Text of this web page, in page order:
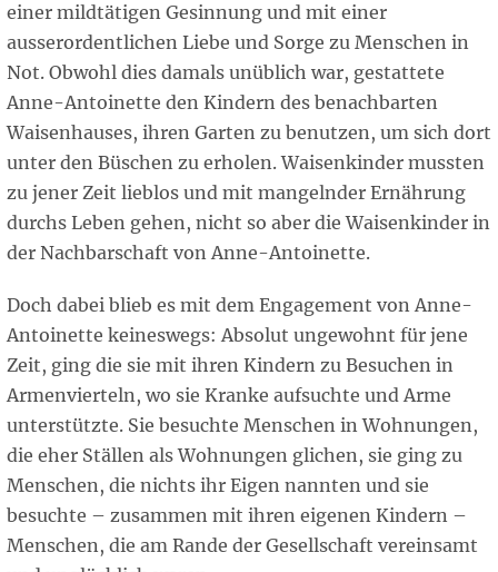
einer mildtätigen Gesinnung und mit einer
ausserordentlichen Liebe und Sorge zu Menschen in
Not. Obwohl dies damals unüblich war, gestattete
Anne-Antoinette den Kindern des benachbarten
Waisenhauses, ihren Garten zu benutzen, um sich dort
unter den Büschen zu erholen. Waisenkinder mussten
zu jener Zeit lieblos und mit mangelnder Ernährung
durchs Leben gehen, nicht so aber die Waisenkinder in
der Nachbarschaft von Anne-Antoinette.
Doch dabei blieb es mit dem Engagement von Anne-
Antoinette keineswegs: Absolut ungewohnt für jene
Zeit, ging die sie mit ihren Kindern zu Besuchen in
Armenvierteln, wo sie Kranke aufsuchte und Arme
unterstützte. Sie besuchte Menschen in Wohnungen,
die eher Ställen als Wohnungen glichen, sie ging zu
Menschen, die nichts ihr Eigen nannten und sie
besuchte – zusammen mit ihren eigenen Kindern –
Menschen, die am Rande der Gesellschaft vereinsamt